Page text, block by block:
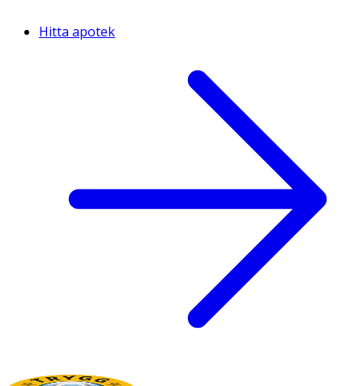
Hitta apotek